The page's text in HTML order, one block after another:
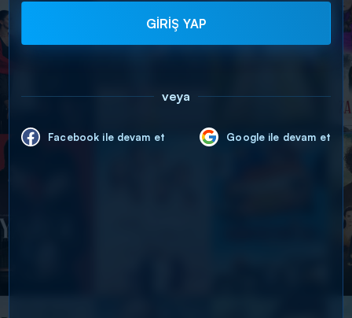
GİRİŞ YAP
veya
Facebook ile devam et Google ile devam et